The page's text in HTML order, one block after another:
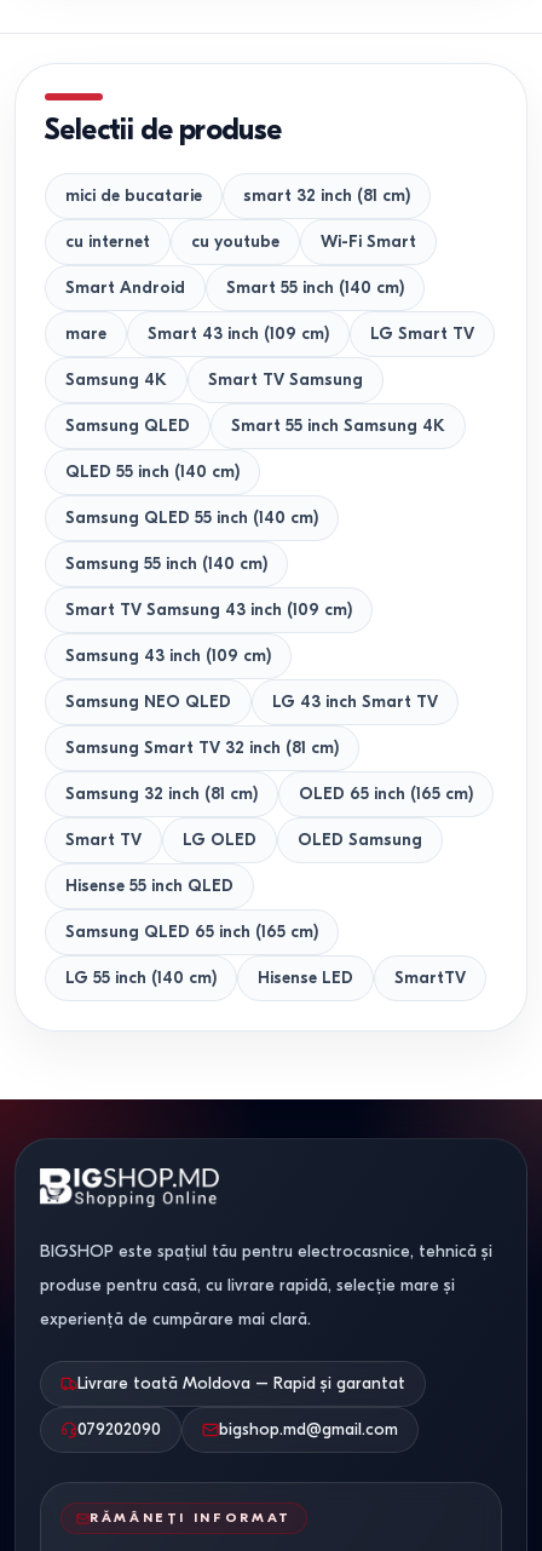
Selectii de produse
mici de bucatarie smart 32 inch (81 cm)
cu internet cu youtube Wi-Fi Smart
Smart Android Smart 55 inch (140 cm)
mare Smart 43 inch (109 cm) LG Smart TV
Samsung 4K Smart TV Samsung
Samsung QLED Smart 55 inch Samsung 4K
QLED 55 inch (140 cm)
Samsung QLED 55 inch (140 cm)
Samsung 55 inch (140 cm)
Smart TV Samsung 43 inch (109 cm)
Samsung 43 inch (109 cm)
Samsung NEO QLED LG 43 inch Smart TV
Samsung Smart TV 32 inch (81 cm)
Samsung 32 inch (81 cm) OLED 65 inch (165 cm)
Smart TV LG OLED OLED Samsung
Hisense 55 inch QLED
Samsung QLED 65 inch (165 cm)
LG 55 inch (140 cm) Hisense LED SmartTV
BIGSHOP este spațiul tău pentru electrocasnice, tehnică și
produse pentru casă, cu livrare rapidă, selecție mare și
experiență de cumpărare mai clară.
Livrare toată Moldova – Rapid și garantat
079202090 bigshop.md@gmail.com
RĂMÂNEȚI INFORMAT